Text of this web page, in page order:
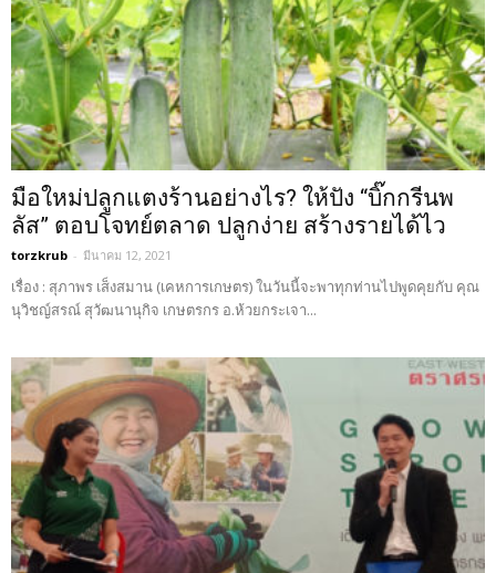
มือใหม่ปลูกแตงร้านอย่างไร? ให้ปัง “บิ๊กกรีนพ
ลัส” ตอบโจทย์ตลาด ปลูกง่าย สร้างรายได้ไว
torzkrub - มีนาคม 12, 2021
เรื่อง : สุภาพร เส็งสมาน (เคหการเกษตร) ในวันนี้จะพาทุกท่านไปพูดคุยกับ คุณ
นุวิชญ์สรณ์ สุวัฒนานุกิจ เกษตรกร อ.ห้วยกระเจา...